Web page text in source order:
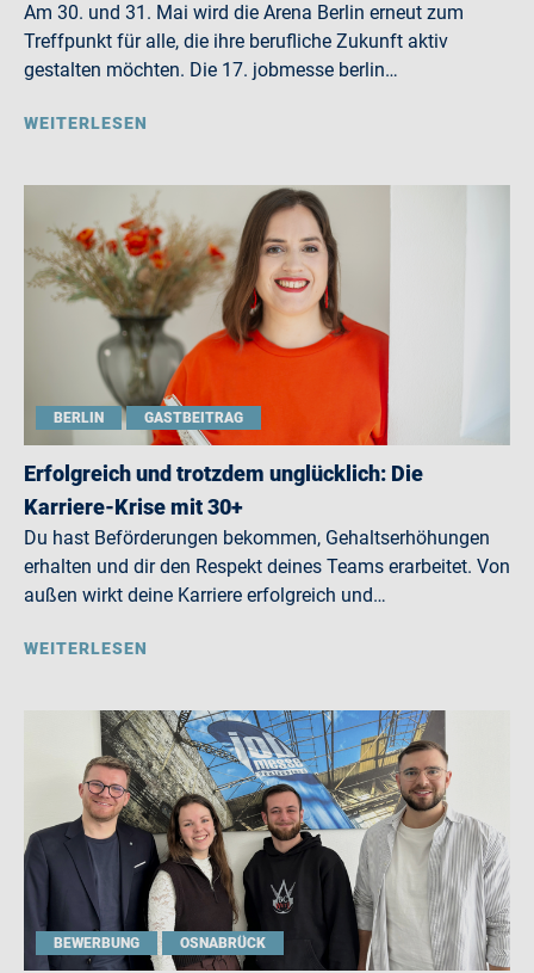
Am 30. und 31. Mai wird die Arena Berlin erneut zum
Treffpunkt für alle, die ihre berufliche Zukunft aktiv
gestalten möchten. Die 17. jobmesse berlin…
WEITERLESEN
BERLIN GASTBEITRAG
Erfolgreich und trotzdem unglücklich: Die
Karriere-Krise mit 30+
Du hast Beförderungen bekommen, Gehaltserhöhungen
erhalten und dir den Respekt deines Teams erarbeitet. Von
außen wirkt deine Karriere erfolgreich und…
WEITERLESEN
BEWERBUNG OSNABRÜCK